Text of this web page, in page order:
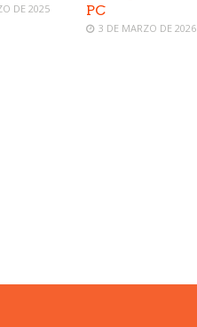
DE 2025
PC
3 DE MARZO DE 2026